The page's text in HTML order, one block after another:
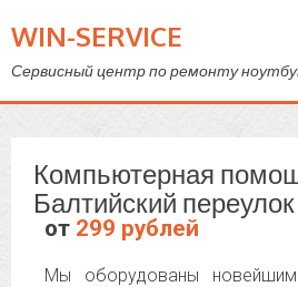
WIN-SERVICE
Сервисный центр по ремонту
Компьютерная
Балтийский переулок
от 299 рублей
Мы оборудованы